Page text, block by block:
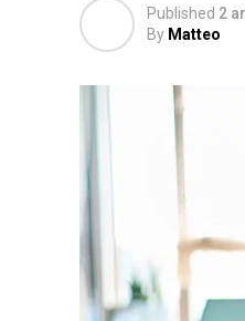
Published 2
By Matteo